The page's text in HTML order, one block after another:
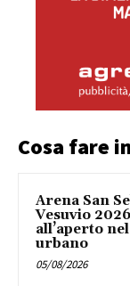
Cosa fare
Arena San
Vesuvio
all’aperto
urbano
05/08/2026